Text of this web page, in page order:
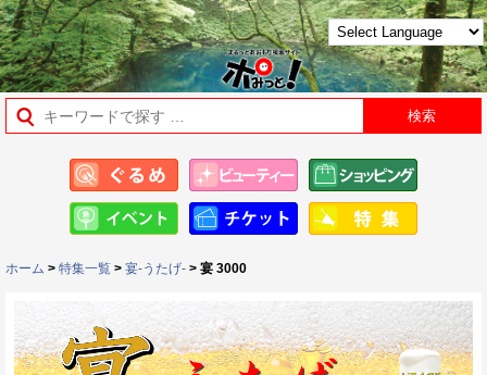
ホーム > 特集一覧 > 宴-うたげ- > 宴 3000